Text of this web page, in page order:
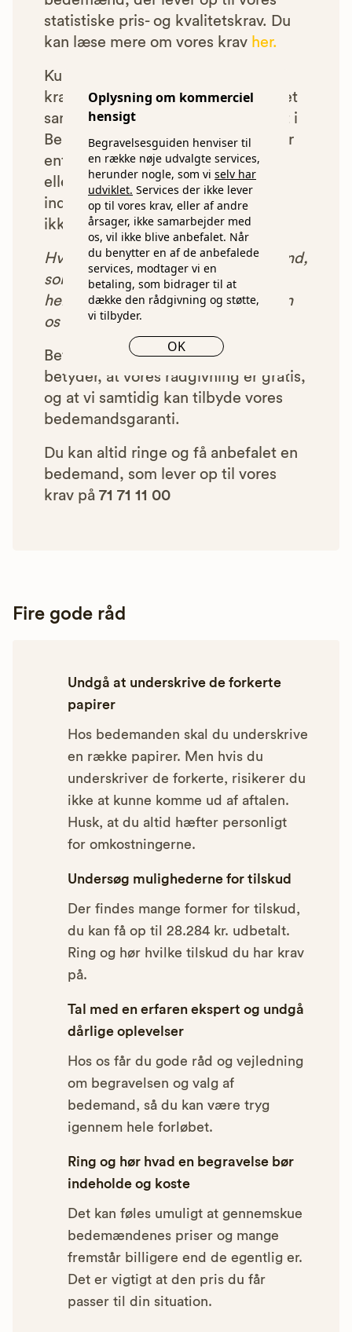
Oplysning om kommerciel
hensigt
Begravelsesguiden henviser til
en række nøje udvalgte services,
herunder nogle, som vi selv har
udviklet. Services der ikke lever
op til vores krav, eller af andre
årsager, ikke samarbejder med
os, vil ikke blive anbefalet. Når
du benytter en af de anbefalede
services, modtager vi en
betaling, som bidrager til at
dække den rådgivning og støtte,
vi tilbyder.
OK
statistiske pris- og kvalitetskrav. Du
kan læse mere om vores krav her.
Kun bedemænd der lever op til
kravene har mulighed for at indgå et
samarbejde med os om at blive vist i
Begravelsesguiden. Bedemænd der
enten ikke lever op til vores krav,
eller som af andre årsager ikke har
indgået et samarbejde med os, vil
ikke blive vist i vores anbefalinger.
Hver gang du benytter en bedemand,
som vi har godkendt, anbefalet og
henvist dig til, betaler bedemanden
os et beløb for denne henvisning.
Betalingen for vores henvisninger
betyder, at vores rådgivning er gratis,
og at vi samtidig kan tilbyde vores
bedemandsgaranti.
Du kan altid ringe og få anbefalet en
bedemand, som lever op til vores
krav på 71 71 11 00
Fire gode råd
Undgå at underskrive de forkerte
papirer
Hos bedemanden skal du underskrive
en række papirer. Men hvis du
underskriver de forkerte, risikerer du
ikke at kunne komme ud af aftalen.
Husk, at du altid hæfter personligt
for omkostningerne.
Undersøg mulighederne for tilskud
Der findes mange former for tilskud,
du kan få op til 28.284 kr. udbetalt.
Ring og hør hvilke tilskud du har krav
på.
Tal med en erfaren ekspert og undgå
dårlige oplevelser
Hos os får du gode råd og vejledning
om begravelsen og valg af
bedemand, så du kan være tryg
igennem hele forløbet.
Ring og hør hvad en begravelse bør
indeholde og koste
Det kan føles umuligt at gennemskue
bedemændenes priser og mange
fremstår billigere end de egentlig er.
Det er vigtigt at den pris du får
passer til din situation.